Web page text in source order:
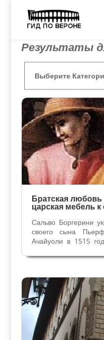
Результаты
Мифы и
Братская
царская мебель к
Сальво Боргерини
своего сына
Ачайуоли в 1515
добродетельного
молодых пар.
Папская